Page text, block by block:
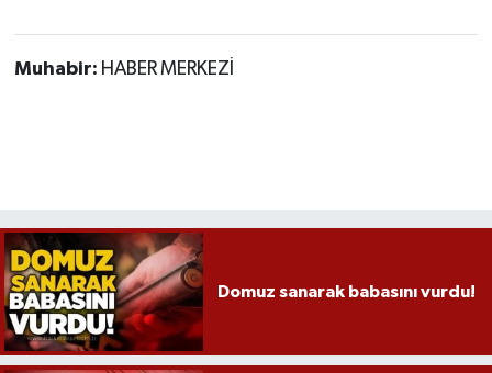
Muhabir: HABER MERKEZİ
Domuz sanarak babasını vurdu!